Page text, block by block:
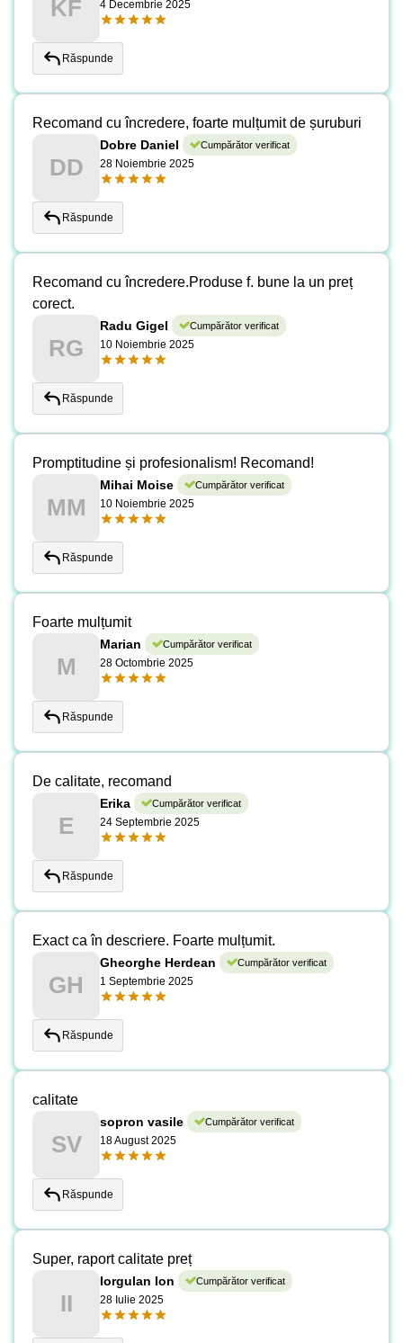
KF 4 Decembrie 2025
Răspunde
DD
Dobre Daniel Cumpărător verificat
28 Noiembrie 2025
Recomand cu încredere, foarte mulțumit de șuruburi
Răspunde
RG
Radu Gigel Cumpărător verificat
10 Noiembrie 2025
Recomand cu încredere.Produse f. bune la un preț
corect.
Răspunde
MM
Mihai Moise Cumpărător verificat
10 Noiembrie 2025
Promptitudine și profesionalism! Recomand!
Răspunde
M
Marian Cumpărător verificat
28 Octombrie 2025
Foarte mulțumit
Răspunde
E
Erika Cumpărător verificat
24 Septembrie 2025
De calitate, recomand
Răspunde
GH
Gheorghe Herdean Cumpărător verificat
1 Septembrie 2025
Exact ca în descriere. Foarte mulțumit.
Răspunde
SV
sopron vasile Cumpărător verificat
18 August 2025
calitate
Răspunde
II
Iorgulan Ion Cumpărător verificat
28 Iulie 2025
Super, raport calitate preț